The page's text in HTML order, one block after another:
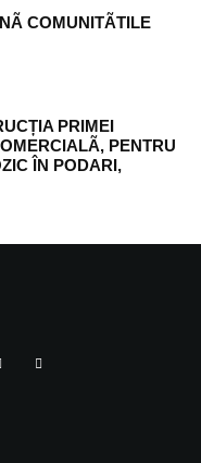
COMUNITÃTILE
PRIMEI
PENTRU
ÎN PODARI,